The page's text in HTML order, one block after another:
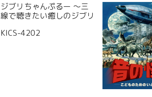
ジブリちゃんぷるー ～三
線で聴きたい癒しのジブリ
KICS-4202